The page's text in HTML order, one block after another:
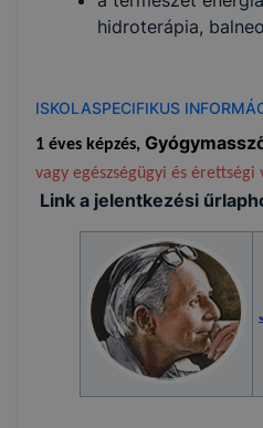
hidroterápia,
ISKOLASPECIFIKUS
1 éves képzés,
vagy egészségügyi és érettségi
Link a jelentkezési